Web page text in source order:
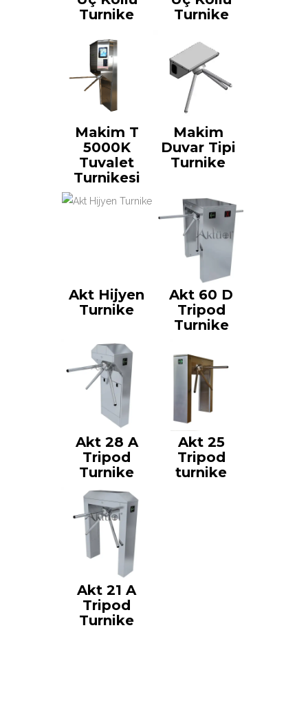
Turnike
Turnike
Makim T
5000K
Tuvalet
Turnikesi
Makim
Duvar Tipi
Turnike
Akt Hijyen
Turnike
Akt 60 D
Tripod
Turnike
Akt 28 A
Tripod
Turnike
Akt 25
Tripod
turnike
Akt 21 A
Tripod
Turnike